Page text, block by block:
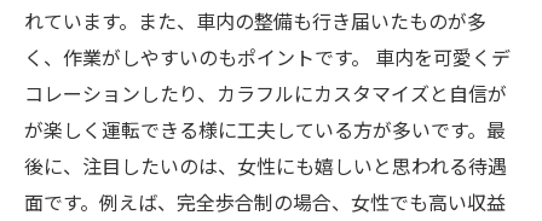
れています。また、車内の整備も行き届いたものが多
く、作業がしやすいのもポイントです。 車内を可愛くデ
コレーションしたり、カラフルにカスタマイズと自信が
が楽しく運転できる様に工夫している方が多いです。最
後に、注目したいのは、女性にも嬉しいと思われる待遇
面です。例えば、完全歩合制の場合、女性でも高い収益